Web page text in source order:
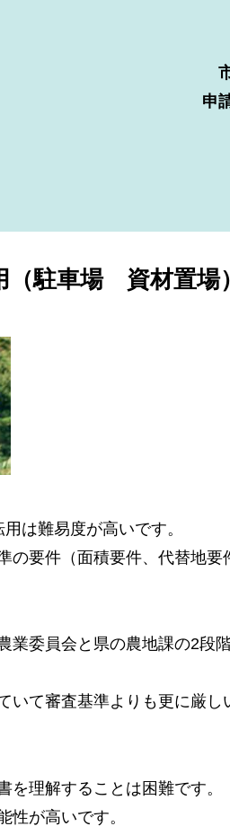
申
（駐車場 資材置場
は難易度が高いです。
の要件（面積要件、代替地
業委員会と県の農地課の2段
いて審査基準よりも更に厳し
を理解することは困難です。
性が高いです。